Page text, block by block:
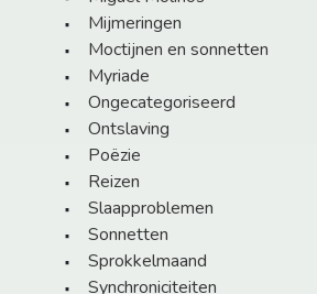
Mijmeringen
Moctijnen en sonnetten
Myriade
Ongecategoriseerd
Ontslaving
Poëzie
Reizen
Slaapproblemen
Sonnetten
Sprokkelmaand
Synchroniciteiten